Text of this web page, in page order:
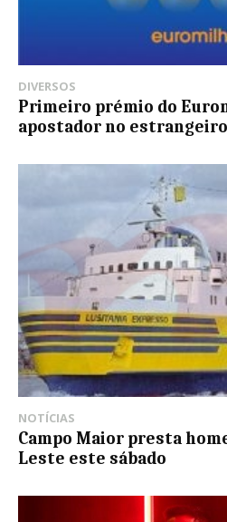
DIVERSOS
Primeiro prémio do
apostador no estrangeiro
NOTÍCIAS
Campo Maior presta
Leste este sábado